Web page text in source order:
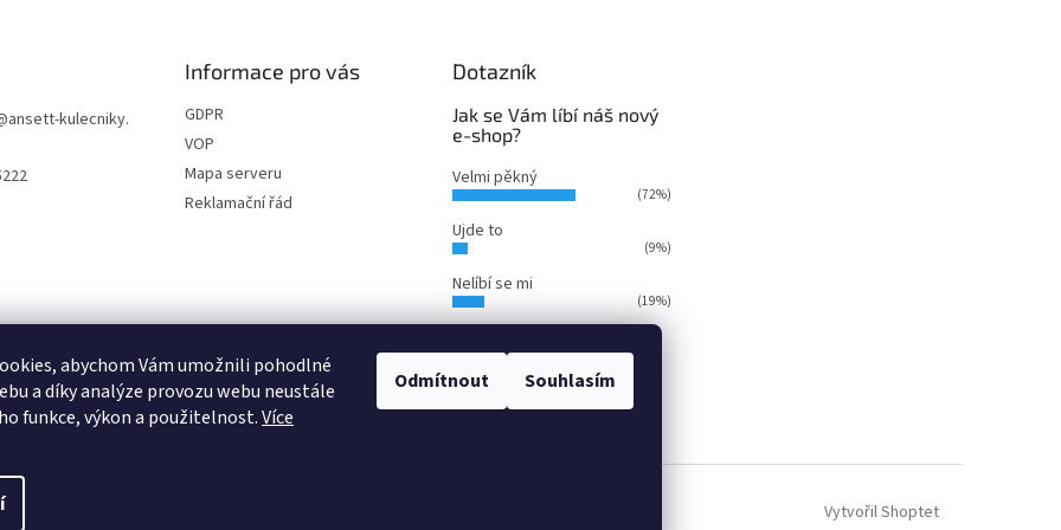
abychom Vám umožnili pohodlné
a díky analýze provozu webu neustále
funkce, výkon a použitelnost.Více
Odmítnout Souhlasím
ansett-kulecniky.
Informace pro vás
GDPR
VOP
Mapa serveru
Reklamační řád
Dotazník
Jak se Vám líbí náš nový
e-shop?
Velmi pěkný
(72%)
Ujde to
(9%)
Nelíbí se mi
(19%)
Vytvořil Shoptet